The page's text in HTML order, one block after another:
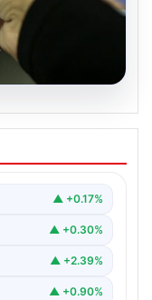
Ödemeleri
sahibi aileler
▲ +0.17%
▲ +0.30%
▲ +2.39%
▲ +0.90%